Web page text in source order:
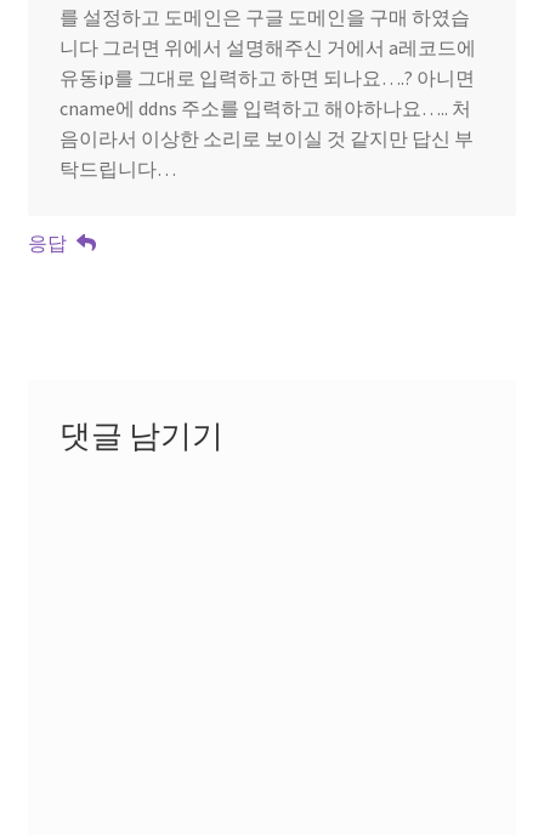
를 설정하고 도메인은 구글 도메인을 구매 하였습
니다 그러면 위에서 설명해주신 거에서 a레코드에
유동ip를 그대로 입력하고 하면 되나요….? 아니면
cname에 ddns 주소를 입력하고 해야하나요….. 처
음이라서 이상한 소리로 보이실 것 같지만 답신 부
탁드립니다…
응답
댓글 남기기